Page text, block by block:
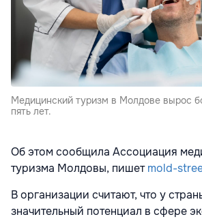
Медицинский туризм в Молдове вырос
пять лет.
Об этом сообщила Ассоциация
туризма Молдовы, пишетmold-
В организации считают, что у
значительный потенциал в сфере